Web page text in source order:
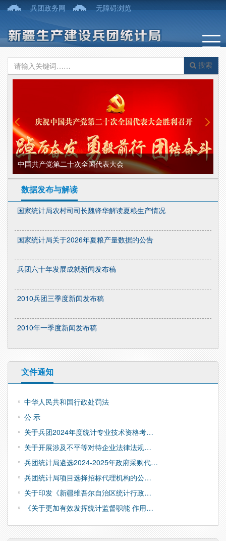
兵团政务网 无障碍浏览
搜索
中国共产党第二十次全国代表大会
数据发布与解读
国家统计局农村司司长魏锋华解读夏粮生产情况
国家统计局关于2026年夏粮产量数据的公告
兵团六十年发展成就新闻发布稿
2010兵团三季度新闻发布稿
2010年一季度新闻发布稿
文件通知
中华人民共和国行政处罚法
公 示
关于兵团2024年度统计专业技术资格考…
关于开展涉及不平等对待企业法律法规…
兵团统计局遴选2024-2025年政府采购代…
兵团统计局项目选择招标代理机构的公…
关于印发《新疆维吾尔自治区统计行政…
《关于更加有效发挥统计监督职能 作用…